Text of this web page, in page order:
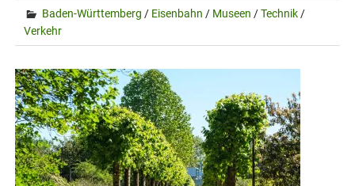
Baden-Württemberg / Eisenbahn / Museen /Technik/
Verkehr